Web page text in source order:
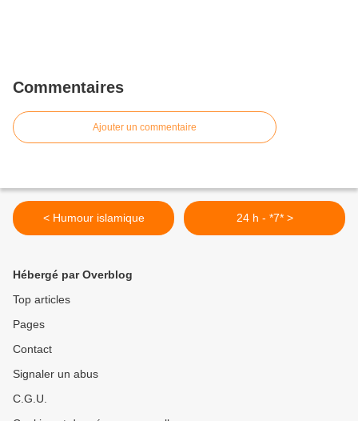
Commentaires
Ajouter un commentaire
< Humour islamique 24 h - *7* >
Hébergé par Overblog
Top articles
Pages
Contact
Signaler un abus
C.G.U.